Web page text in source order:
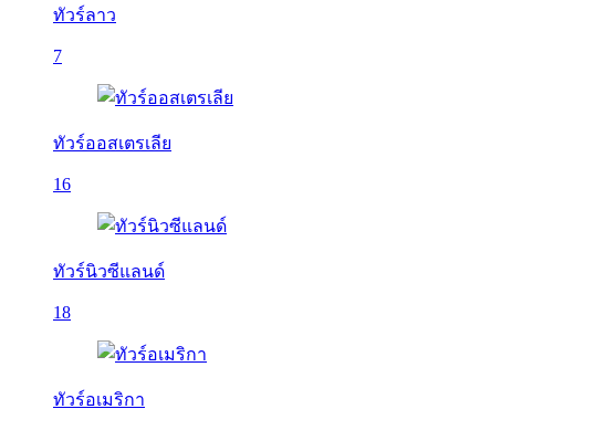
ทัวร์ลาว
7
ทัวร์ออสเตรเลีย
16
ทัวร์นิวซีแลนด์
18
ทัวร์อเมริกา